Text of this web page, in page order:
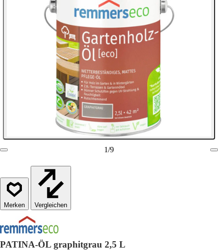
1/9
Vergleichen
PATINA-ÖL graphitgrau 2,5 L